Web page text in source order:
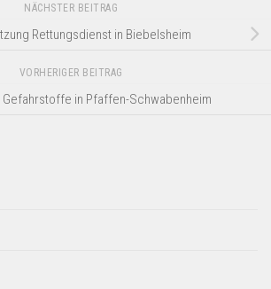
NÄCHSTER BEITRAG
Rettungsdienst in Biebelsheim
VORHERIGER BEITRAG
in Pfaffen-Schwabenheim